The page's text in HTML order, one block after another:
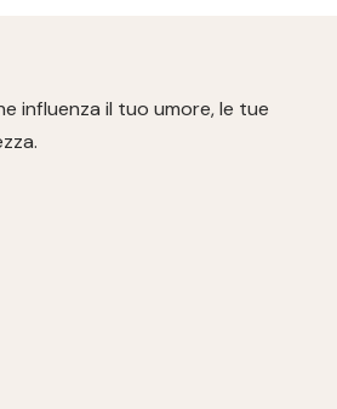
influenza il tuo umore, le tue